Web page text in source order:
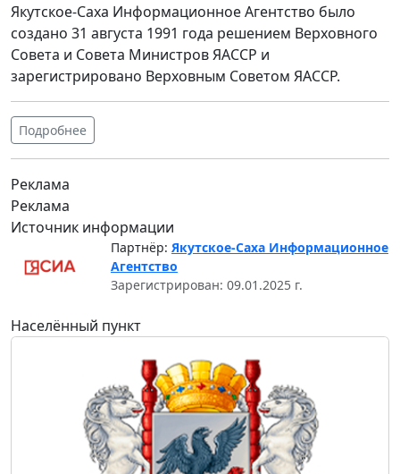
Якутское-Саха Информационное Агентство было
создано 31 августа 1991 года решением Верховного
Совета и Совета Министров ЯАССР и
зарегистрировано Верховным Советом ЯАССР.
Подробнее
Реклама
Реклама
Источник информации
Партнёр: Якутское-Саха Информационное
Агентство
Зарегистрирован: 09.01.2025 г.
Населённый пункт